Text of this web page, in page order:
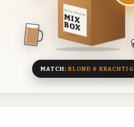
DEZE MAAND
MIX
BOX
8 BIEREN
MATCH:BLOND & KRACHTIG